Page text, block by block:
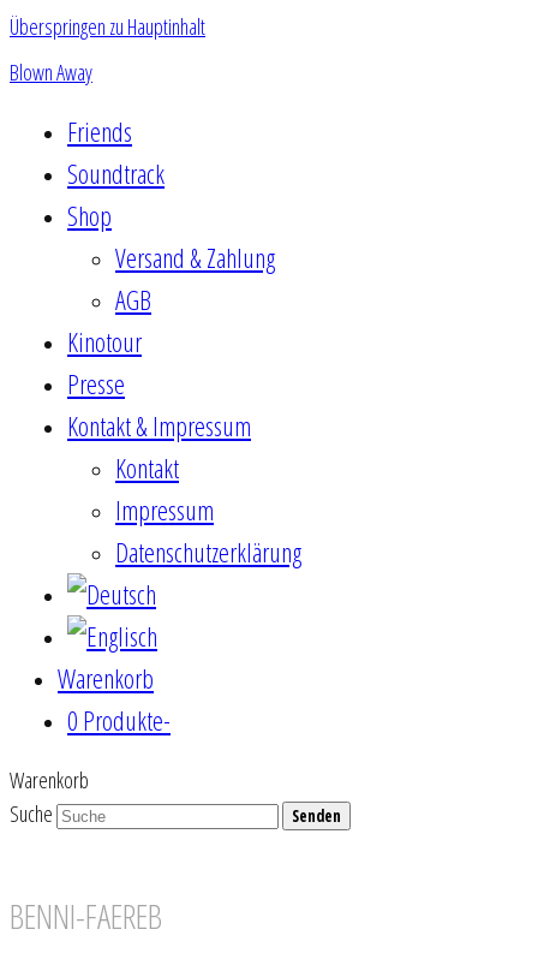
Überspringen zu Hauptinhalt
Blown Away
Friends
Soundtrack
Shop
Versand & Zahlung
AGB
Kinotour
Presse
Kontakt & Impressum
Kontakt
Impressum
Datenschutzerklärung
Warenkorb
0 Produkte-
Warenkorb
Suche
Senden
BENNI-FAEREB